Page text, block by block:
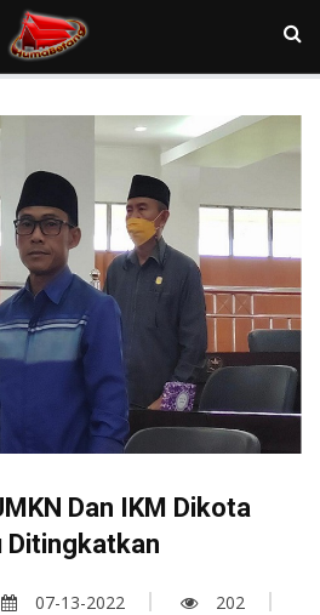
Dan IKM Dikota
Ditingkatkan
07-13-2022
202